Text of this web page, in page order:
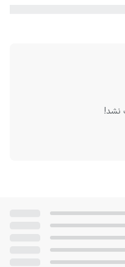
نشد!